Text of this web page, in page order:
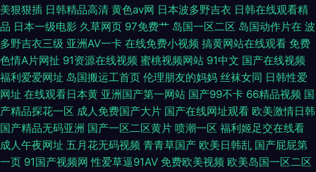
美狠狠插 日韩精品高清 黄色av网 日本波多野吉衣 日韩在线观看精
品 日本一级电影 久草网页 97免费艹 岛国一区二区 岛国动作片在 波
多野吉衣三级 亚洲AV一卡 在线免费小视频 搞黄网站在线观看 免费
色情A片网扯 91资源在线视频 蜜桃视频网站 91中文 国产在线视频
福利爱爱网址 岛国搬运工首页 伦理朋友的妈妈 丝袜女同 日韩性爱
网址 在线观看日本黄 亚洲国产第一网站 国产99不卡 66精品视频 国
产精品探花一区 成人免费国产大片 国产在线网址观看 欧美激情日韩
国产精品无码亚洲 国产一区二区黄片 喷潮一区 福利姬足交在线看
成人午夜网址 五月花无码视频 青青草国产 欧美日韩乱 国产屁屁第
一页 91国产视频网 性爱草逼91AV 免费欧美视频 欧美岛国一区二区